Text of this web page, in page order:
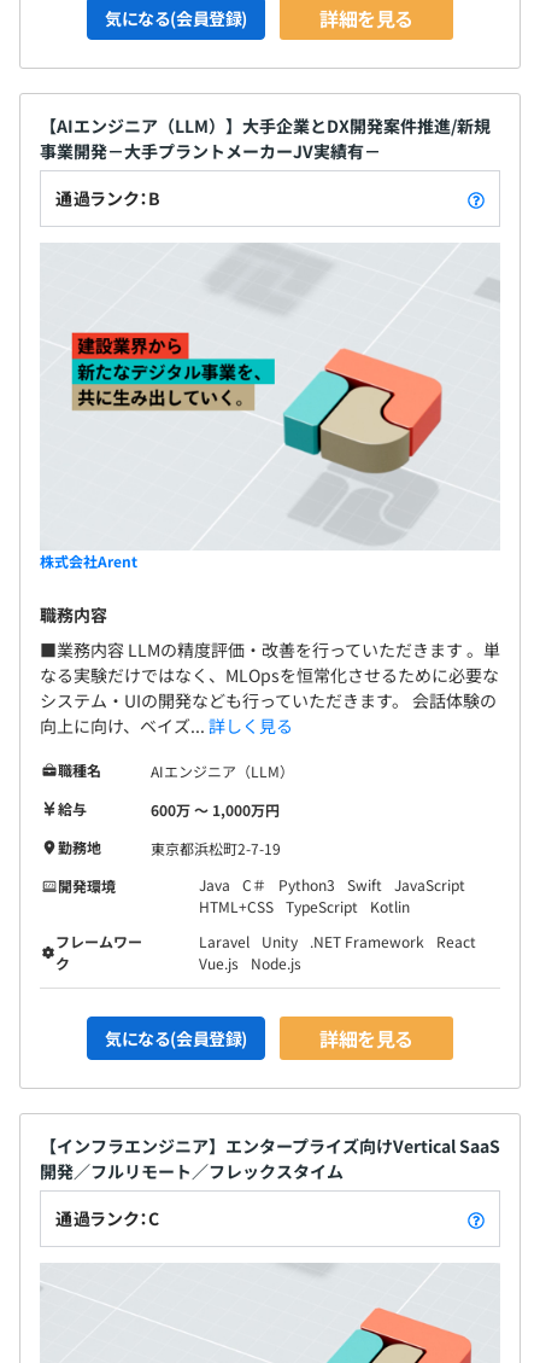
しており、評価の根拠や今後の成長の方向性について共有
しています。
また、フィードバック面談では、評価結果に対する疑問や
不安を解消する機会としても活用しており、透明性のある
評価制度の運用を心がけています。
さらに、公平性をより高めるため、評価基準の明確化や定
期的な見直しを行い、社員一人ひとりが納得感を持って働
ける環境づくりに取り組んでいます。
所属部門は、下記の構成となっております。（2025/8現
・部長 兼 マネージャー：1名
・部長 兼 ディレクター：1名
・PM、PL、エンジニア：69名
1つの開発に携わる人数：約10名（※ベトナム子会社在籍
のエンジニア含む）
PM / PL / エンジニア
気になる(会員登録) 詳細を見る
【AIエンジニア（LLM）】大手企業とDX開発案件推進/新規
事業開発－大手プラントメーカーJV実績有－
通過ランク：B
株式会社Arent
職務内容
■業務内容 LLMの精度評価・改善を行っていただきます 。単
なる実験だけではなく、MLOpsを恒常化させるために必要な
システム・UIの開発なども行っていただきます。 会話体験の
向上に向け、ベイズ... 詳しく見る
職種名
AIエンジニア（LLM）
給与
600万 〜 1,000万円
勤務地
東京都浜松町2-7-19
開発環境
Java C＃ Python3 Swift
JavaScript
HTML+CSS TypeScript
Kotlin
フレームワー
ク
Laravel Unity .NET Framework
React
Vue.js
Node.js
気になる(会員登録) 詳細を見る
【インフラエンジニア】エンタープライズ向けVertical SaaS
開発／フルリモート／フレックスタイム
通過ランク：C